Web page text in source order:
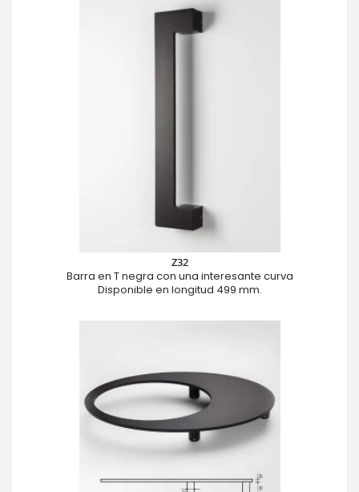
Z32
Barra en T negra con una interesante curva
Disponible en longitud 499 mm.